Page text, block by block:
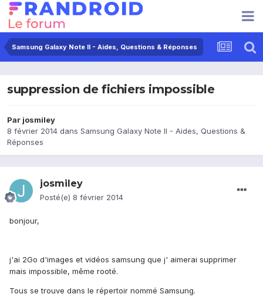
Samsung Galaxy Note II - Aides, Questions & Réponses
suppression de fichiers impossible
Par josmiley
8 février 2014 dans Samsung Galaxy Note II - Aides, Questions &
Réponses
josmiley
Posté(e) 8 février 2014
bonjour,
j'ai 2Go d'images et vidéos samsung que j' aimerai supprimer
mais impossible, même rooté.
Tous se trouve dans le répertoir nommé Samsung.